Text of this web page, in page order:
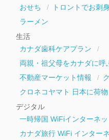
おせち
トロントでお刺
ラーメン
生活
カナダ歯科ケアプラン
両親・祖父母をカナダに呼
不動産マーケット情報
クロネコヤマト 日本に荷物
デジタル
一時帰国 WiFiインターネッ
カナダ旅行 WiFi インター